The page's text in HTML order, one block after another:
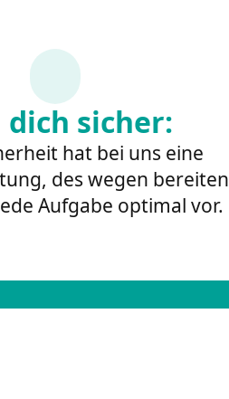
dich sicher:
hat bei uns eine
des wegen bereiten
Aufgabe optimal vor.